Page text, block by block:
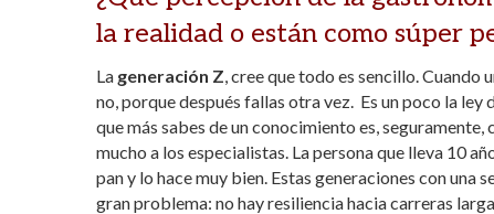
la realidad o están como súper
La generación Z, cree que todo es sencillo. Cuando
no, porque después fallas otra vez. Es un poco la
que más sabes de un conocimiento es,
mucho a los especialistas. La persona que lleva 10
pan y lo hace muy bien. Estas generaciones con una
gran problema: no hay resiliencia hacia carreras